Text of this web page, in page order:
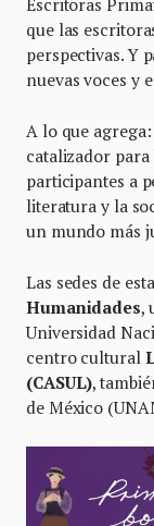
que las
perspectivas. Y
nuevas voces y
A lo que
catalizador
participantes a
literatura y la
un mundo más
Las sedes de
Humanidades,
Universidad
centro cultural
(CASUL),
de México